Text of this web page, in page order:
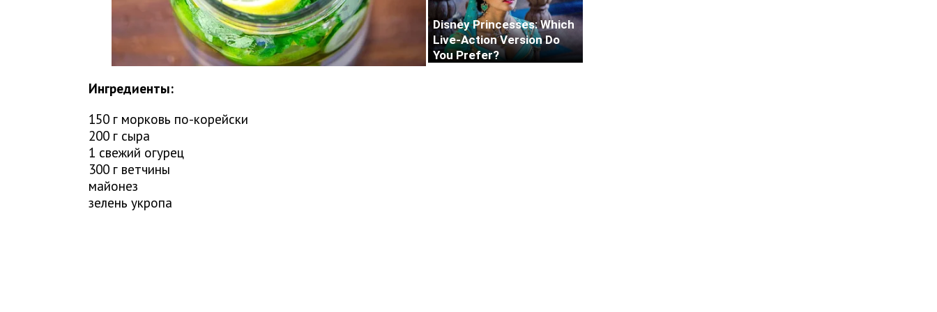
Ингредиенты:
150 г морковь по-корейски
200 г сыра
1 свежий огурец
300 г ветчины
майонез
зелень укропа